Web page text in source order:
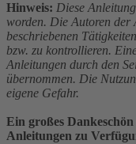
Hinweis: Diese
worden. Die Autoren der
beschriebenen
bzw. zu kontrollieren.
Anleitungen durch den
übernommen. Die
eigene Gefahr.
Ein großes
Anleitungen zu